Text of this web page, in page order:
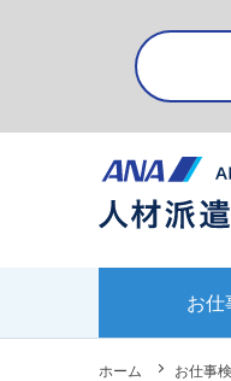
お仕
会社情報
ホーム お仕事